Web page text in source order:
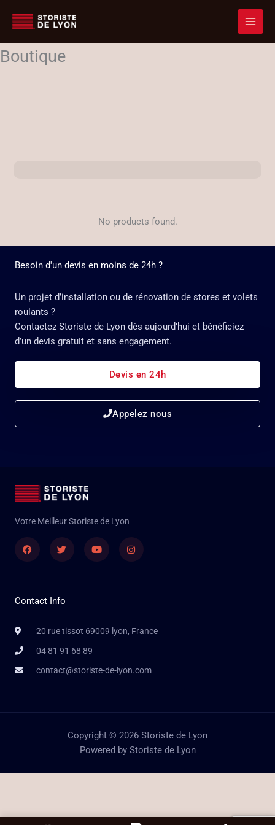
Boutique
No products found.
Besoin d'un devis en moins de 24h ?
Un projet d’installation ou de rénovation de stores et volets
roulants ?
Contactez Storiste de Lyon dès aujourd’hui et bénéficiez
d’un devis gratuit et sans engagement.
Devis en 24h
Appelez nous
Votre Meilleur Storiste de Lyon
FacebookTwitter YoutubeInstagram
Contact Info
20 rue tissot 69009 lyon, France
04 81 91 68 89
contact@storiste-de-lyon.com
Copyright © 2026 Storiste de Lyon
Powered by Storiste de Lyon